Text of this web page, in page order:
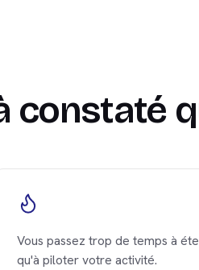
constaté
Vous passez trop de temps à
qu'à piloter votre activité.